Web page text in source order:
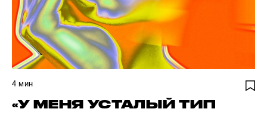
4 мин
«У МЕНЯ УСТАЛЫЙ ТИП